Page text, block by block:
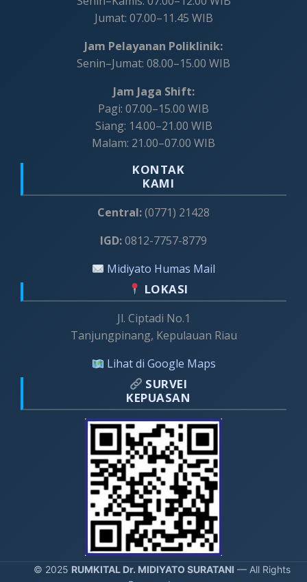
Jumat: 07.00–11.45 WIB
Jam Pelayanan Poliklinik:
Senin–Jumat: 08.00–15.00 WIB
Jam Jaga Shift:
Pagi: 07.00–15.00 WIB
Siang: 14.00–21.00 WIB
Malam: 21.00–07.00 WIB
KONTAK
KAMI
Central:(0771) 21428
IGD:0812-7757-8779
Midiyato Humas Mail
LOKASI
Jl. Ciptadi No.1
Tanjungpinang, Kepulauan Riau
Lihat di Google Maps
SURVEI
KEPUASAN
© 2025 RUMKITAL Dr. MIDIYATO SURATANI — All Rights